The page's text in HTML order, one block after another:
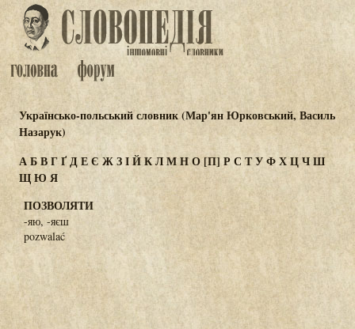
Українсько-польський словник (Мар'ян Юрковський, Василь
Назарук)
АБВГҐДЕЄЖЗІЙКЛМНО[П] Р С ТУФХЦЧШ
ЩЮЯ
ПОЗВОЛЯТИ
-яю, -яєш
pozwalać